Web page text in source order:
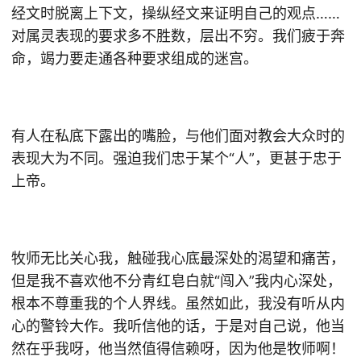
经文时脱离上下文，操纵经文来证明自己的观点……
对属灵表现的要求多不胜数，层出不穷。我们疲于奔
命，竭力要走通各种要求组成的迷宫。
有人在私底下露出的嘴脸，与他们面对教会大众时的
表现大为不同。强迫我们忠于某个“人”，更甚于忠于
上帝。
牧师无比关心我，触碰我心底最深处的渴望和痛苦，
但是我不喜欢他不分青红皂白就“闯入”我内心深处，
根本不尊重我的个人界线。虽然如此，我没有听从内
心的警铃大作。我听信他的话，于是对自己说，他当
然在乎我呀，他当然值得信赖呀，因为他是牧师啊！